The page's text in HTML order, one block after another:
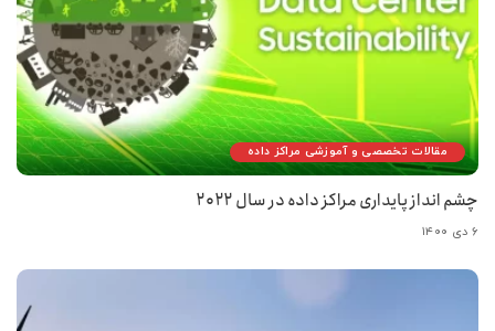
مقالات تخصصی و آموزشی مراکز داده
چشم انداز پایداری مراکز داده در سال ۲۰۲۲
۶ دی ۱۴۰۰